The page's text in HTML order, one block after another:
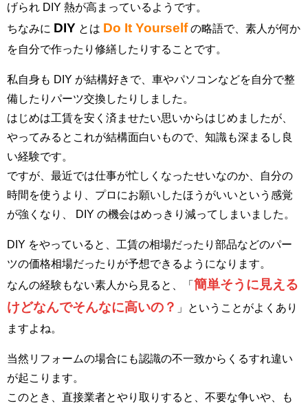
げられ DIY 熱が高まっているようです。
ちなみに DIY とは Do It Yourselfの略語で、素人が何か
を自分で作ったり修繕したりすることです。
私自身も DIY が結構好きで、車やパソコンなどを自分で整
備したりパーツ交換したりしました。
はじめは工賃を安く済ませたい思いからはじめましたが、
やってみるとこれが結構面白いもので、知識も深まるし良
い経験です。
ですが、最近では仕事が忙しくなったせいなのか、自分の
時間を使うより、プロにお願いしたほうがいいという感覚
が強くなり、 DIY の機会はめっきり減ってしまいました。
DIY をやっていると、工賃の相場だったり部品などのパー
ツの価格相場だったりが予想できるようになります。
なんの経験もない素人から見ると、「 簡単そうに見える
けどなんでそんなに高いの？ 」ということがよくあり
ますよね。
当然リフォームの場合にも認識の不一致からくるすれ違い
が起こります。
このとき、直接業者とやり取りすると、不要な争いや、も